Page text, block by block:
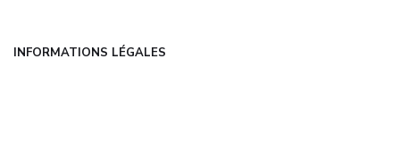
INFORMATIONS LÉGALES